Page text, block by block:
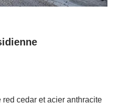
red cedar et acier anthracite